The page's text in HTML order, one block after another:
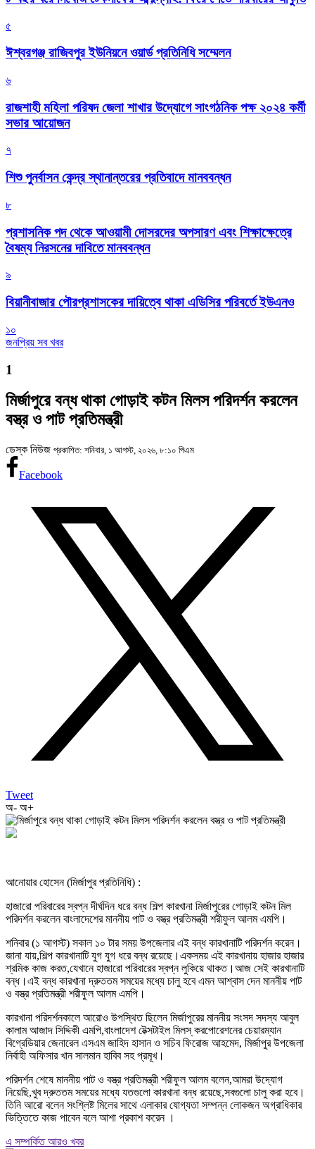
৫
ঈশ্বরগঞ্জ রাজিবপুর ইউনিয়নে ওয়ার্ড প্রতিনিধি সম্মেলন
৬
রাজশাহী মহিলা পরিষদ জেলা শাখার উদ্যোগে সাংগঠনিক পক্ষ ২০২৪ কর্মী
সভার আয়োজন
৭
শিশু পুনর্বাসন কেন্দ্র স্থানান্তরের প্রতিবাদে মানববন্ধন
৮
প্রশাসনিক পদ থেকে আওয়ামী দোসরদের অপসারণ এবং শিক্ষাক্ষেত্রে
বৈষম্য নিরসনের দাবিতে মানববন্ধন
৯
বিয়ানীবাজার পৌরপ্রশাসকের দায়িত্বে থাকা এডিসির পরিবর্তে ইউএনও
১০
জনপ্রিয় সব খবর
1
মির্জাপুরে বন্ধ থাকা গোড়াই কটন মিলস পরিদর্শন করলেন
বস্ত্র ও পাট প্রতিমন্ত্রী
ডেস্ক নিউজ প্রকাশিত: শনিবার, ১ আগস্ট, ২০২৬, ৮:১০ পিএম
Facebook
Tweet
অ- অ+
আনোয়ার হোসেন (মির্জাপুর প্রতিনিধি) :
হাজারো পরিবারের স্বপ্ন দীর্ঘদিন ধরে বন্ধ শিল্প কারখানা মির্জাপুরের গোড়াই কটন মিল
পরিদর্শন করলেন বাংলাদেশের মাননীয় পাট ও বস্ত্র প্রতিমন্ত্রী শরীফুল আলম এমপি।
শনিবার (১ আগস্ট) সকাল ১০ টার সময় উপজেলার এই বন্ধ কারখানাটি পরিদর্শন করেন।
জানা যায়,শিল্প কারখানাটি যুগ যুগ ধরে বন্ধ রয়েছে।একসময় এই কারখানায় হাজার হাজার
শ্রমিক কাজ করত,যেখানে হাজারো পরিবারের স্বপ্ন লুকিয়ে থাকত।আজ সেই কারখানাটি
বন্ধ।এই বন্ধ কারখানা দ্রুততম সময়ের মধ্যে চালু হবে এমন আশ্বাস দেন মাননীয় পাট
ও বস্ত্র প্রতিমন্ত্রী শরীফুল আলম এমপি।
কারখানা পরিদর্শনকালে আরোও উপস্থিত ছিলেন মির্জাপুরের মাননীয় সংসদ সদস্য আবুল
কালাম আজাদ সিদ্দিকী এমপি,বাংলাদেশ টেক্সটাইল মিলস্ করপোরেশনের চেয়ারম্যান
বিগ্রেডিয়ার জেনারেল এসএম জাহিদ হাসান ও সচিব ফিরোজ আহমেদ, মির্জাপুর উপজেলা
নির্বাহী অফিসার খান সালমান হাবিব সহ প্রমূখ।
পরিদর্শন শেষে মাননীয় পাট ও বস্ত্র প্রতিমন্ত্রী শরীফুল আলম বলেন,আমরা উদ্যোগ
নিয়েছি,খুব দ্রুততম সময়ের মধ্যে যতগুলো কারখানা বন্ধ রয়েছে,সবগুলো চালু করা হবে।
তিনি আরো বলেন সংশ্লিষ্ট মিলের সাথে এলাকার যোগ্যতা সম্পন্ন লোকজন অগ্রাধিকার
ভিত্তিতে কাজ পাবেন বলে আশা প্রকাশ করেন ।
এ সম্পর্কিত আরও খবর